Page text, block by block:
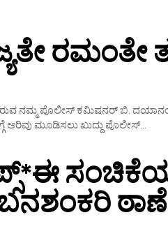
ರಮಂತೇ
ನಮ್ಮ ಪೊಲೀಸ್ ಕಮಿಷನರ್ ಬಿ.
ಅರಿವು ಮೂಡಿಸಲು ಖುದ್ದು ಪೊಲೀಸ್...
ಬನಶಂಕರಿ